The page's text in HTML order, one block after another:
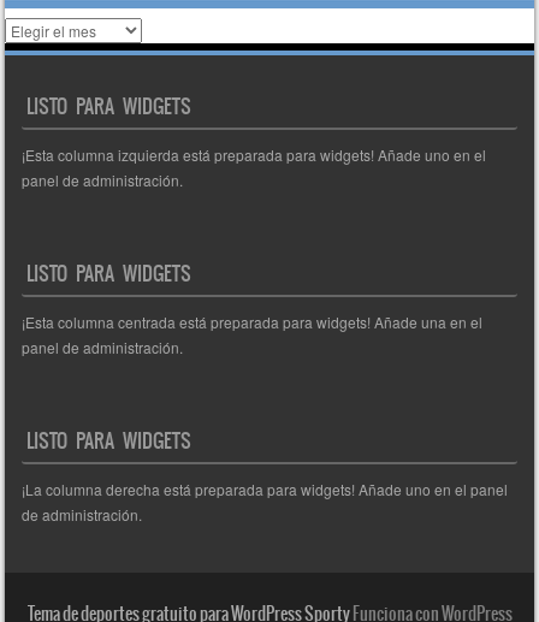
Histórico
de
LISTO PARA WIDGETS
¡Esta columna izquierda está preparada para widgets! Añade uno en el
panel de administración.
LISTO PARA WIDGETS
¡Esta columna centrada está preparada para widgets! Añade una en el
panel de administración.
LISTO PARA WIDGETS
¡La columna derecha está preparada para widgets! Añade uno en el panel
de administración.
Tema de deportes gratuito para WordPress SportyFunciona con WordPress